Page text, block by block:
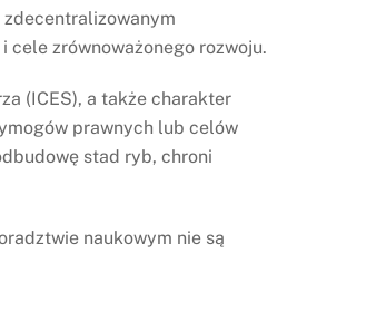
zdecentralizowanym
cele zrównoważonego rozwoju.
(ICES), a także charakter
prawnych lub celów
stad ryb, chroni
naukowym nie są